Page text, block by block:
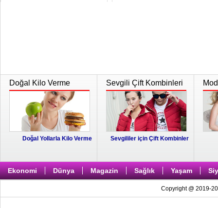
Doğal Kilo Verme
Doğal Yollarla Kilo Verme
Sevgili Çift Kombinleri
Sevgililer için Çift Kombinler
Ekonomi Dünya Magazin Sağlık Yaşam
Copyright @ 2019-